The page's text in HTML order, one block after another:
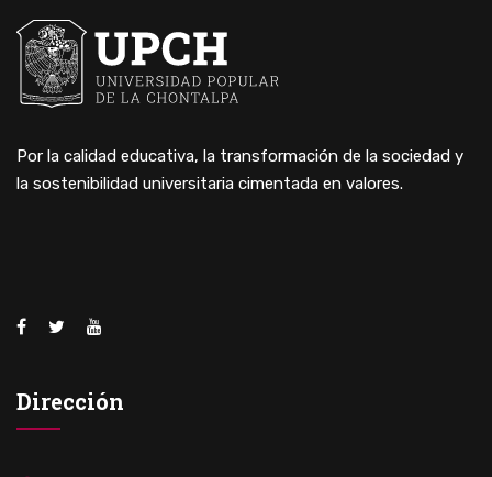
Por la calidad educativa, la transformación de la sociedad y
la sostenibilidad universitaria cimentada en valores.
Dirección